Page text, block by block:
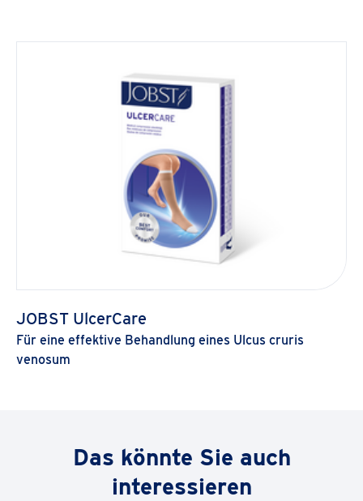
JOBST UlcerCare
Für eine effektive Behandlung eines Ulcus cruris
venosum
Produkte
Das könnte Sie auch
interessieren